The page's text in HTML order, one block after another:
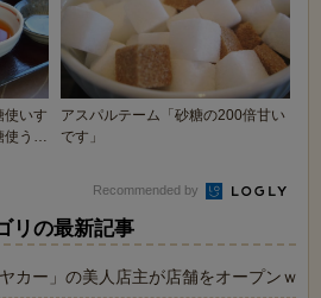
使いす
うの
アスパルテーム「砂糖の200倍甘い
です」
Recommended by
リの最新記事
カー」の美人店主が店舗をオープンｗｗ